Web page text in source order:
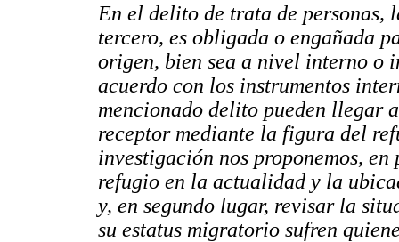
En el delito de trata de personas,
tercero, es obligada o engañada
origen, bien sea a nivel interno o
acuerdo con los instrumentos
mencionado delito pueden llegar
receptor mediante la figura del
investigación nos proponemos,
refugio en la actualidad y la
y, en segundo lugar, revisar la
su estatus migratorio sufren